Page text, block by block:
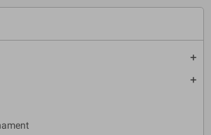
add
add